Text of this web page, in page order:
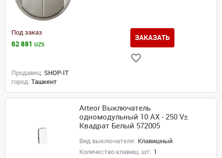
Под заказ
62 881 UZS
ЗАКАЗАТЬ
Продавец: SHOP-IT
город: Ташкент
Arteor Выключатель
одномодульный 10 AX - 250 V±
Квадрат Белый 572005
Вид выключателя: Клавишный
Количество клавиш, шт: 1